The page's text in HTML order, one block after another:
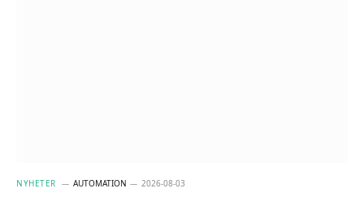
NYHETER AUTOMATION 2026-08-03